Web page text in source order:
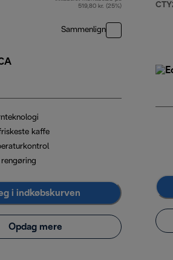
oprindelig pris
519,80 kr. (25%)
Sammenlign
kaffe
rengøring
i indkøbskurven
Opdag mere